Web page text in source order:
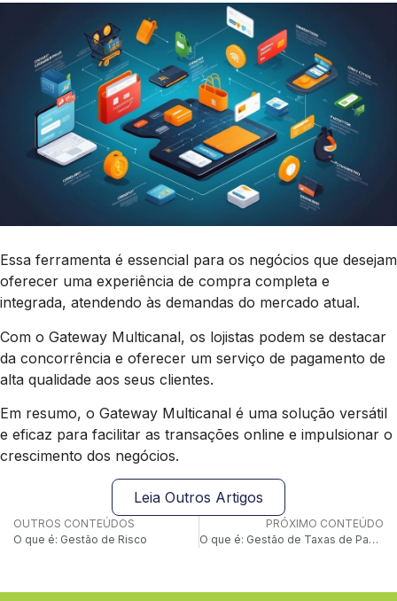
Essa ferramenta é essencial para os negócios que desejam
oferecer uma experiência de compra completa e
integrada, atendendo às demandas do mercado atual.
Com o Gateway Multicanal, os lojistas podem se destacar
da concorrência e oferecer um serviço de pagamento de
alta qualidade aos seus clientes.
Em resumo, o Gateway Multicanal é uma solução versátil
e eficaz para facilitar as transações online e impulsionar o
crescimento dos negócios.
Leia Outros Artigos
OUTROS CONTEÚDOS
O que é: Gestão de Risco
PRÓXIMO CONTEÚDO
O que é: Gestão de Taxas de Pagamento